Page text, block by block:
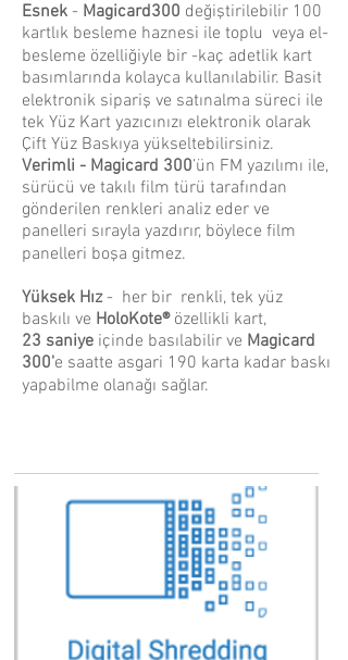
Esnek - Magicard300 değiştirilebilir 100
kartlık besleme haznesi ile toplu veya el-
besleme özelliğiyle bir -kaç adetlik kart
basımlarında kolayca kullanılabilir. Basit
elektronik sipariş ve satınalma süreci ile
tek Yüz Kart yazıcınızı elektronik olarak
Çift Yüz Baskıya yükseltebilirsiniz.
Verimli - Magicard 300’ün FM yazılımı ile,
sürücü ve takılı film türü tarafından
gönderilen renkleri analiz eder ve
panelleri sırayla yazdırır, böylece film
panelleri boşa gitmez.
Yüksek Hız - her bir renkli, tek yüz
baskılı ve HoloKote®özellikli kart,
23 saniye içinde basılabilir ve Magicard
300'e saatte asgari 190 karta kadar baskı
yapabilme olanağı sağlar.